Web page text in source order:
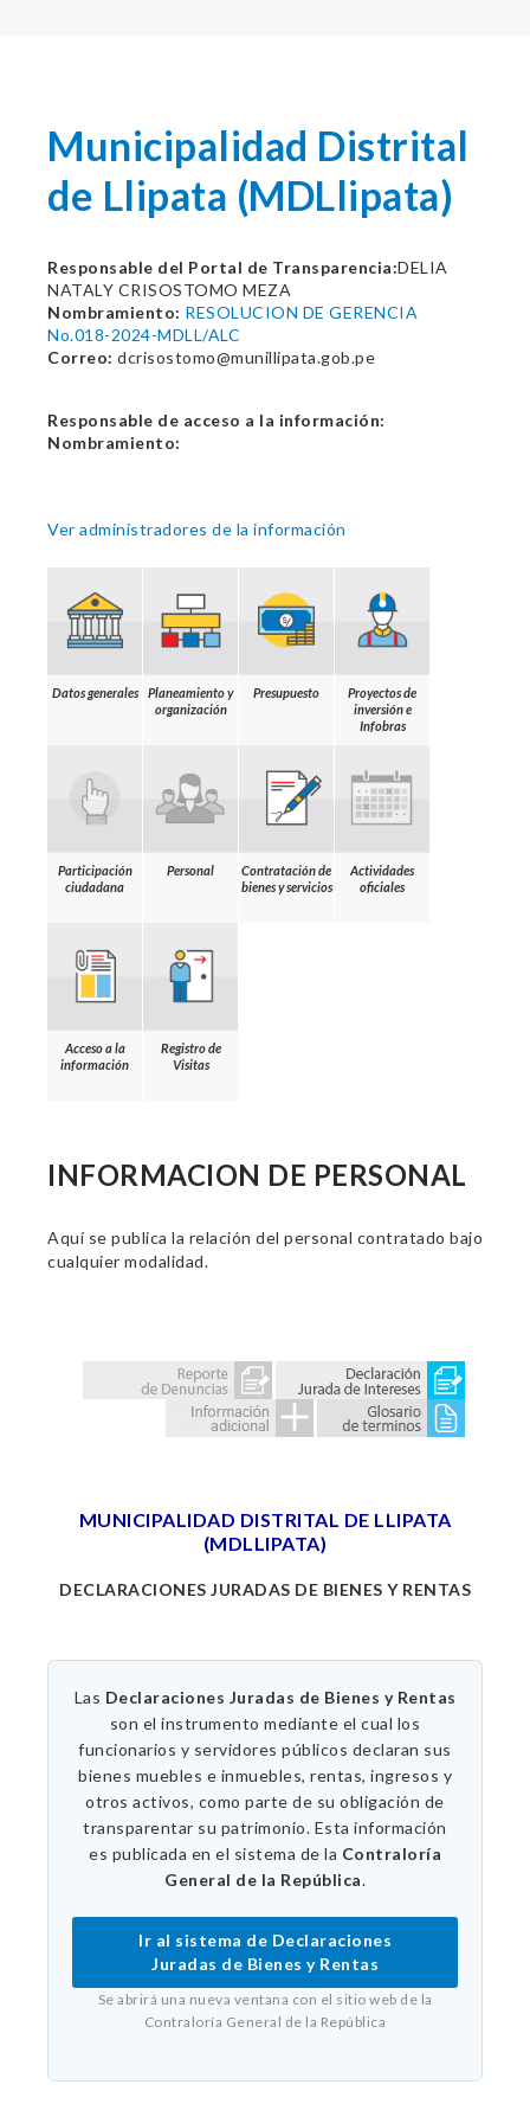
Municipalidad Distrital
de Llipata (MDLlipata)
Responsable del Portal de Transparencia:DELIA
NATALY CRISOSTOMO MEZA
Nombramiento: RESOLUCION DE GERENCIA
No.018-2024-MDLL/ALC
Correo: dcrisostomo@munillipata.gob.pe
Responsable de acceso a la información:
Nombramiento:
Ver administradores de la información
Datos generales
Planeamiento y
organización
Presupuesto
Proyectos de
inversión e
Infobras
Participación
ciudadana
Personal
Contratación de
bienes y servicios
Actividades
oficiales
Acceso a la
información
Registro de
Visitas
INFORMACION DE PERSONAL
Aquí se publica la relación del personal contratado bajo
cualquier modalidad.
MUNICIPALIDAD DISTRITAL DE LLIPATA
(MDLLIPATA)
DECLARACIONES JURADAS DE BIENES Y RENTAS
Las Declaraciones Juradas de Bienes y Rentas
son el instrumento mediante el cual los
funcionarios y servidores públicos declaran sus
bienes muebles e inmuebles, rentas, ingresos y
otros activos, como parte de su obligación de
transparentar su patrimonio. Esta información
es publicada en el sistema de la Contraloría
General de la República.
Ir al sistema de Declaraciones
Juradas de Bienes y Rentas
Se abrirá una nueva ventana con el sitio web de la
Contraloría General de la República